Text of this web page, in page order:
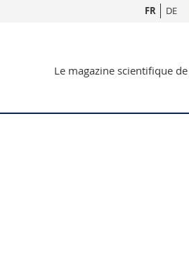
Futurs étudiants
Chercheurs
Plan
FR DE
Le magazine scientifique